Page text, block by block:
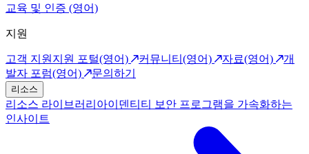
교육 및 인증 (영어)
지원
고객 지원 지원 포털(영어) 커뮤니티(영어) 자료(영어)
개
발자 포럼(영어)
문의하기
리소스
리소스 라이브러리 아이덴티티 보안 프로그램을 가속화하는
인사이트